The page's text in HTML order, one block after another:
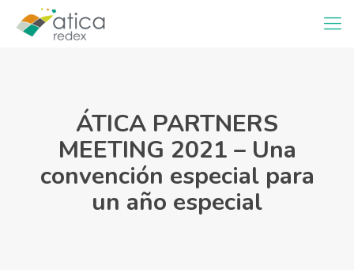
ÁTICA PARTNERS
MEETING 2021 – Una
convención especial para
un año especial